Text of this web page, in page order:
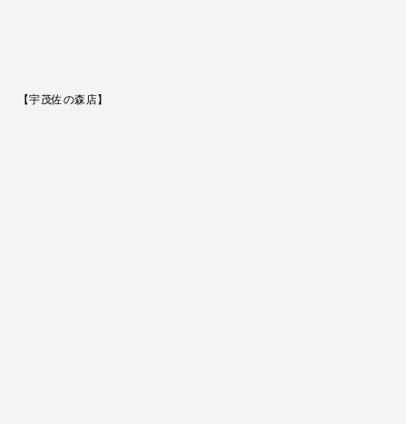
【宇茂佐の森店】